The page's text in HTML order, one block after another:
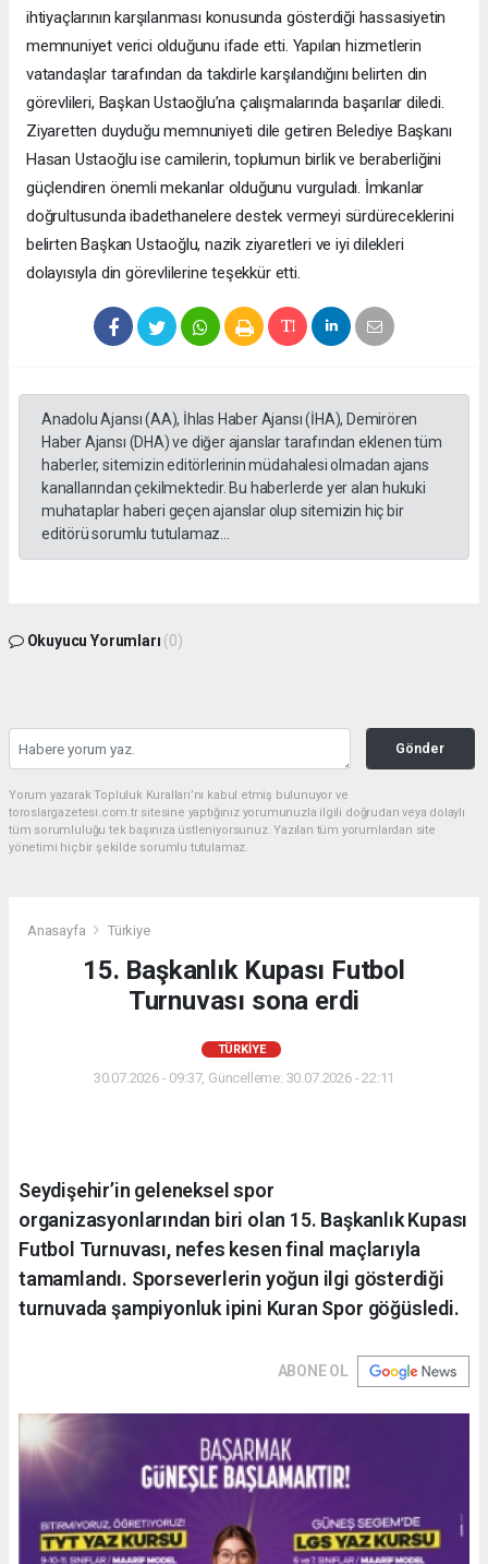
ihtiyaçlarının karşılanması konusunda gösterdiği hassasiyetin
memnuniyet verici olduğunu ifade etti. Yapılan hizmetlerin
vatandaşlar tarafından da takdirle karşılandığını belirten din
görevlileri, Başkan Ustaoğlu’na çalışmalarında başarılar diledi.
Ziyaretten duyduğu memnuniyeti dile getiren Belediye Başkanı
Hasan Ustaoğlu ise camilerin, toplumun birlik ve beraberliğini
güçlendiren önemli mekanlar olduğunu vurguladı. İmkanlar
doğrultusunda ibadethanelere destek vermeyi sürdüreceklerini
belirten Başkan Ustaoğlu, nazik ziyaretleri ve iyi dilekleri
dolayısıyla din görevlilerine teşekkür etti.
Anadolu Ajansı (AA), İhlas Haber Ajansı (İHA), Demirören
Haber Ajansı (DHA) ve diğer ajanslar tarafından eklenen tüm
haberler, sitemizin editörlerinin müdahalesi olmadan ajans
kanallarından çekilmektedir. Bu haberlerde yer alan hukuki
muhataplar haberi geçen ajanslar olup sitemizin hiç bir
editörü sorumlu tutulamaz...
Okuyucu Yorumları (0)
Gönder
Yorum yazarak Topluluk Kuralları’nı kabul etmiş bulunuyor ve
toroslargazetesi.com.tr sitesine yaptığınız yorumunuzla ilgili doğrudan veya dolaylı
tüm sorumluluğu tek başınıza üstleniyorsunuz. Yazılan tüm yorumlardan site
yönetimi hiçbir şekilde sorumlu tutulamaz.
Anasayfa Türkiye
15. Başkanlık Kupası Futbol
Turnuvası sona erdi
TÜRKIYE
30.07.2026 - 09:37, Güncelleme: 30.07.2026 - 22:11
Seydişehir’in geleneksel spor
organizasyonlarından biri olan 15. Başkanlık Kupası
Futbol Turnuvası, nefes kesen final maçlarıyla
tamamlandı. Sporseverlerin yoğun ilgi gösterdiği
turnuvada şampiyonluk ipini Kuran Spor göğüsledi.
ABONE OL